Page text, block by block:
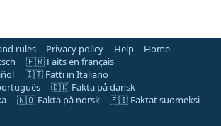
rules Privacy policy Help
Home
🇫🇷 Faits en français
🇮🇹 Fatti in Italiano
🇩🇰 Fakta på dansk
🇳🇴 Fakta på norsk
🇫🇮 Faktat suomeksi